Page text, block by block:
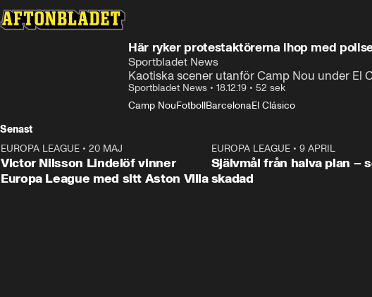
Här ryker protestaktörerna ihop med
Sportbladet News
Kaotiska scener utanför Camp Nou under El
Sportbladet News • 18.12.19 • 52 sek
Camp NouFotbollBarcelonaEl Clásico
Senast
EUROPA LEAGUE • 20 MAJ
Victor Nilsson Lindelöf vinner
Europa League med sitt Aston Villa
EUROPA LEAGUE• 9 APRIL
Självmål från halva plan –
skadad